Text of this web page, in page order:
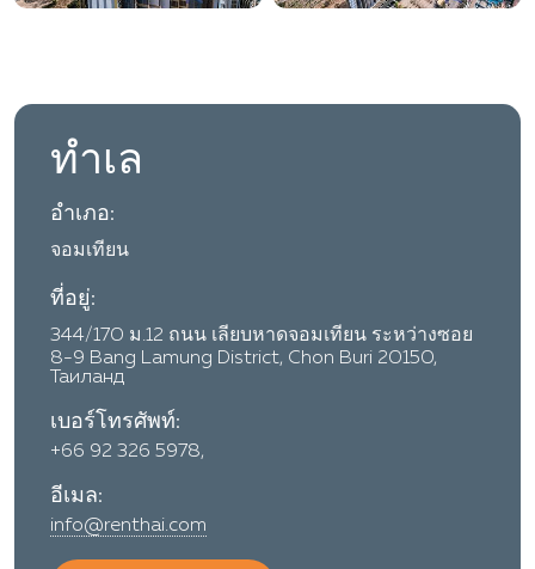
ทำเล
อำเภอ:
จอมเทียน
ที่อยู่:
344/170 ม.12 ถนน เลียบหาดจอมเทียน ระหว่างซอย
8-9 Bang Lamung District, Chon Buri 20150,
Таиланд
เบอร์โทรศัพท์:
+66 92 326 5978,
อีเมล:
info@renthai.com